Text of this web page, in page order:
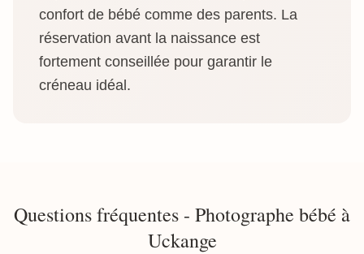
confort de bébé comme des parents. La
réservation avant la naissance est
fortement conseillée pour garantir le
créneau idéal.
Questions fréquentes - Photographe bébé à
Uckange